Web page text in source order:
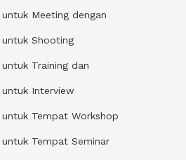
Meeting dengan
Shooting
Training dan
Interview
Tempat Workshop
Tempat Seminar